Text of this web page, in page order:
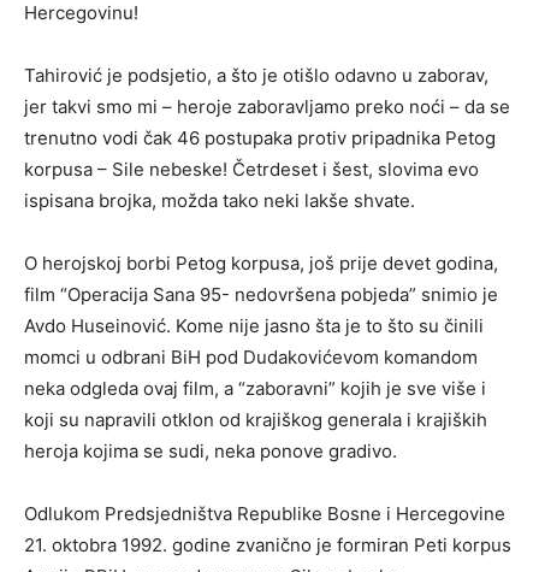
Hercegovinu!
Tahirović je podsjetio, a što je otišlo odavno u zaborav,
jer takvi smo mi – heroje zaboravljamo preko noći – da se
trenutno vodi čak 46 postupaka protiv pripadnika Petog
korpusa – Sile nebeske! Četrdeset i šest, slovima evo
ispisana brojka, možda tako neki lakše shvate.
O herojskoj borbi Petog korpusa, još prije devet godina,
film “Operacija Sana 95- nedovršena pobjeda” snimio je
Avdo Huseinović. Kome nije jasno šta je to što su činili
momci u odbrani BiH pod Dudakovićevom komandom
neka odgleda ovaj film, a “zaboravni” kojih je sve više i
koji su napravili otklon od krajiškog generala i krajiških
heroja kojima se sudi, neka ponove gradivo.
Odlukom Predsjedništva Republike Bosne i Hercegovine
21. oktobra 1992. godine zvanično je formiran Peti korpus